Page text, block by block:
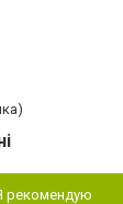
рекомендую